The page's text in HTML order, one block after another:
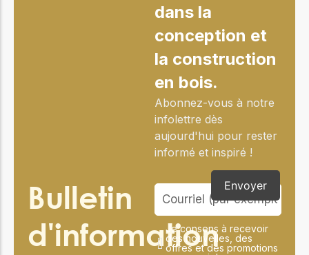
Bulletin
d'information
dans la
conception et
la construction
en bois.
Abonnez-vous à notre
infolettre dès
aujourd'hui pour rester
informé et inspiré !
Je consens à recevoir
des nouvelles, des
offres et des promotions
Envoyer